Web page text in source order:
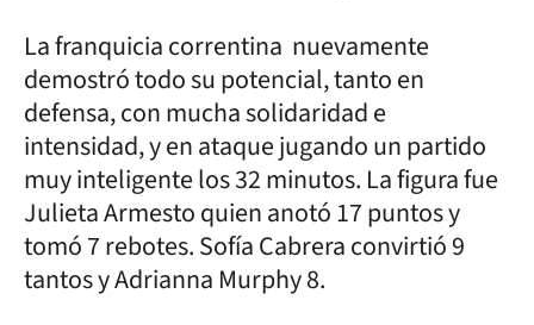
La franquicia correntina nuevamente
demostró todo su potencial, tanto en
defensa, con mucha solidaridad e
intensidad, y en ataque jugando un partido
muy inteligente los 32 minutos. La figura fue
Julieta Armesto quien anotó 17 puntos y
tomó 7 rebotes. Sofía Cabrera convirtió 9
tantos y Adrianna Murphy 8.